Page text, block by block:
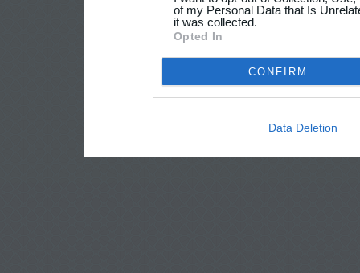
of my Personal Data that Is
it was collected.
Opted In
CONFIRM
Data Deletion